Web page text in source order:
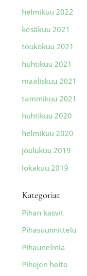
helmikuu 2022
kesäkuu 2021
toukokuu 2021
huhtikuu 2021
maaliskuu 2021
tammikuu 2021
huhtikuu 2020
helmikuu 2020
joulukuu 2019
lokakuu 2019
Kategoriat
Pihan kasvit
Pihasuunnittelu
Pihaunelmia
Pihojen hoito